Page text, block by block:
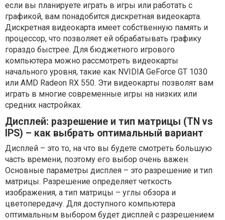
если вы планируете играть в игры или работать с
графикой, вам понадобится дискретная видеокарта.
Дискретная видеокарта имеет собственную память и
процессор, что позволяет ей обрабатывать графику
гораздо быстрее. Для бюджетного игрового
компьютера можно рассмотреть видеокарты
начального уровня, такие как NVIDIA GeForce GT 1030
или AMD Radeon RX 550. Эти видеокарты позволят вам
играть в многие современные игры на низких или
средних настройках.
Дисплей: разрешение и тип матрицы (TN vs
IPS) – как выбрать оптимальный вариант
Дисплей – это то, на что вы будете смотреть большую
часть времени, поэтому его выбор очень важен.
Основные параметры дисплея – это разрешение и тип
матрицы. Разрешение определяет четкость
изображения, а тип матрицы – углы обзора и
цветопередачу. Для доступного компьютера
оптимальным выбором будет дисплей с разрешением